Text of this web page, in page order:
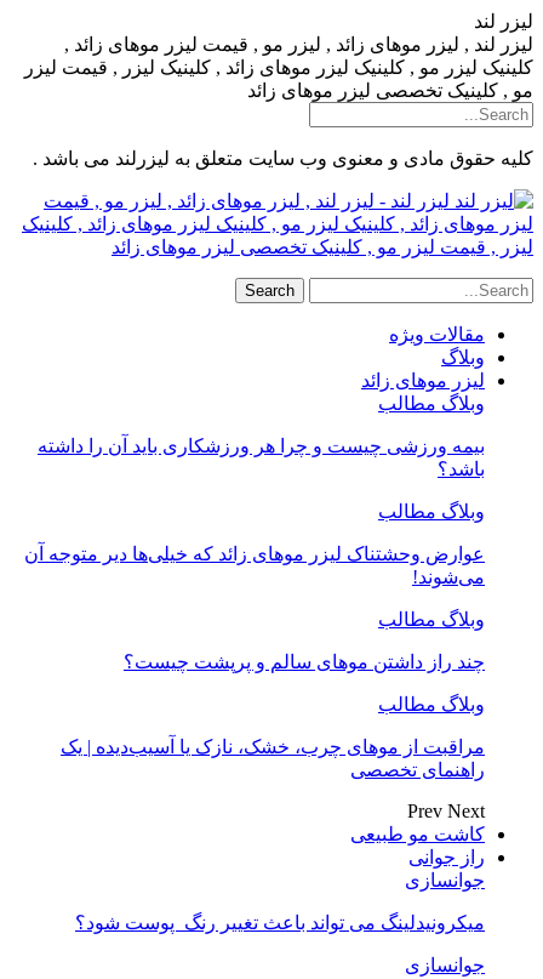
لیزر لند
لیزر لند , لیزر موهای زائد , لیزر مو , قیمت لیزر موهای زائد ,
کلینیک لیزر مو , کلینیک لیزر موهای زائد , کلینیک لیزر , قیمت لیزر
مو , کلینیک تخصصی لیزر موهای زائد
کلیه حقوق مادی و معنوی وب سایت متعلق به لیزرلند می باشد .
لیزر لند - لیزر لند , لیزر موهای زائد , لیزر مو , قیمت
لیزر موهای زائد , کلینیک لیزر مو , کلینیک لیزر موهای زائد , کلینیک
لیزر , قیمت لیزر مو , کلینیک تخصصی لیزر موهای زائد
مقالات ویژه
وبلاگ
لیزر موهای زائد
وبلاگ مطالب
بیمه ورزشی چیست و چرا هر ورزشکاری باید آن را داشته
باشد؟
وبلاگ مطالب
عوارض وحشتناک لیزر موهای زائد که خیلی‌ها دیر متوجه آن
می‌شوند!
وبلاگ مطالب
چند راز داشتن موهای سالم و پرپشت چیست؟
وبلاگ مطالب
مراقبت از موهای چرب، خشک، نازک یا آسیب‌دیده | یک
راهنمای تخصصی
Prev Next
کاشت مو طبیعی
راز جوانی
جوانسازی
میکرونیدلینگ می تواند باعث تغییر رنگ ‍ پوست شود؟
جوانسازی